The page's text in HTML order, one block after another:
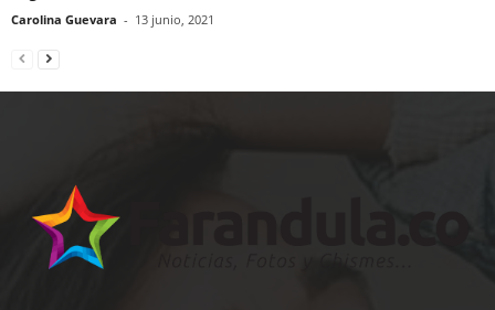
Carolina Guevara - 13 junio, 2021